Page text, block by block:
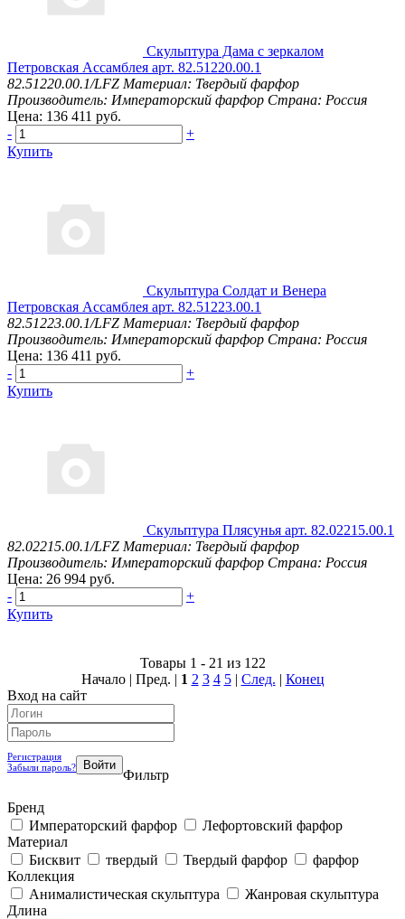
Скульптура Дама с зеркалом
Петровская Ассамблея арт. 82.51220.00.1
82.51220.00.1/LFZ Материал: Твердый фарфор
Производитель: Императорский фарфор Страна: Россия
Цена: 136 411 руб.
-
+
Купить
Скульптура Солдат и Венера
Петровская Ассамблея арт. 82.51223.00.1
82.51223.00.1/LFZ Материал: Твердый фарфор
Производитель: Императорский фарфор Страна: Россия
Цена: 136 411 руб.
-
+
Купить
Скульптура Плясунья арт. 82.02215.00.1
82.02215.00.1/LFZ Материал: Твердый фарфор
Производитель: Императорский фарфор Страна: Россия
Цена: 26 994 руб.
-
+
Купить
Товары 1 - 21 из 122
Начало | Пред. | 1 2 3 4 5| След. | Конец
Вход на сайт
Регистрация
Забыли пароль?
Фильтр
Бренд
Императорский фарфор
Лефортовский фарфор
Материал
Бисквит
твердый Твердый фарфор
фарфор
Коллекция
Анималистическая скульптура
Жанровая скульптура
Длина